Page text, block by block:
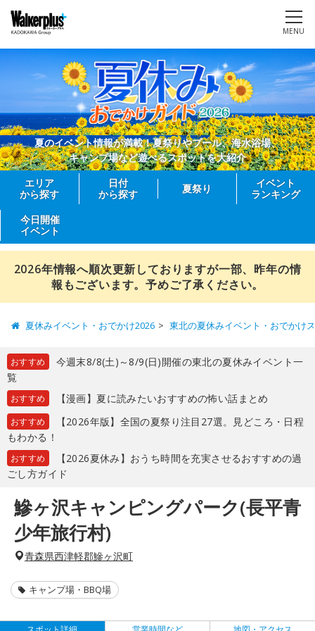
MENU
夏のイベント情報が満載！夏祭りやプール、海水浴場、
キャンプ場など遊べるスポットを大紹介
エリア
から探す
日付
から探す
夏祭り
イベント
ランキング
今日開催
イベント
2026年情報へ順次更新しておりますが一部、昨年の情
報もございます。予めご了承ください。
夏休みイベント・おでかけ2026 東北の夏休みイベント・おでかけ
おすすめ
今週末8/8(土)～8/9(日)開催の東北の夏休みイベント一
覧
おすすめ 【漫画】夏に読みたいおすすめの怖い話まとめ
おすすめ
【2026年版】全国の夏祭り注目27選。見どころ・日程
もわかる！
おすすめ
【2026夏休み】おうち時間を充実させるおすすめの過
ごし方ガイド
鰺ヶ沢キャンピングパーク(長平青
少年旅行村)
青森県西津軽郡鰺ヶ沢町
キャンプ場・BBQ場